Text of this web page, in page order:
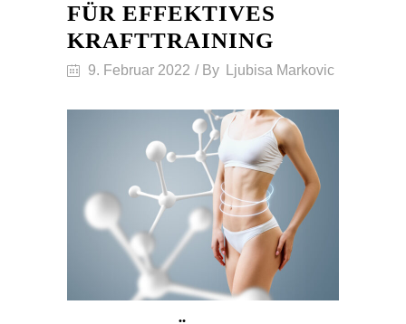
FÜR EFFEKTIVES
KRAFTTRAINING
9. Februar 2022 By Ljubisa Markovic